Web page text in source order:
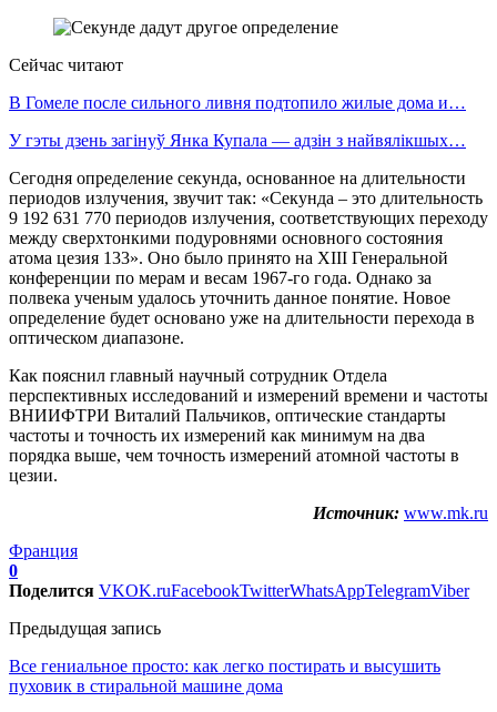
Сейчас читают
В Гомеле после сильного ливня подтопило жилые дома и…
У гэты дзень загінуў Янка Купала — адзін з найвялікшых…
Сегодня определение секунда, основанное на длительности
периодов излучения, звучит так: «Секунда – это длительность
9 192 631 770 периодов излучения, соответствующих переходу
между сверхтонкими подуровнями основного состояния
атома цезия 133». Оно было принято на XIII Генеральной
конференции по мерам и весам 1967-го года. Однако за
полвека ученым удалось уточнить данное понятие. Новое
определение будет основано уже на длительности перехода в
оптическом диапазоне.
Как пояснил главный научный сотрудник Отдела
перспективных исследований и измерений времени и частоты
ВНИИФТРИ Виталий Пальчиков, оптические стандарты
частоты и точность их измерений как минимум на два
порядка выше, чем точность измерений атомной частоты в
цезии.
Источник: www.mk.ru
Франция
0
Поделится VKOK.ruFacebookTwitterWhatsAppTelegramViber
Предыдущая запись
Все гениальное просто: как легко постирать и высушить
пуховик в стиральной машине дома